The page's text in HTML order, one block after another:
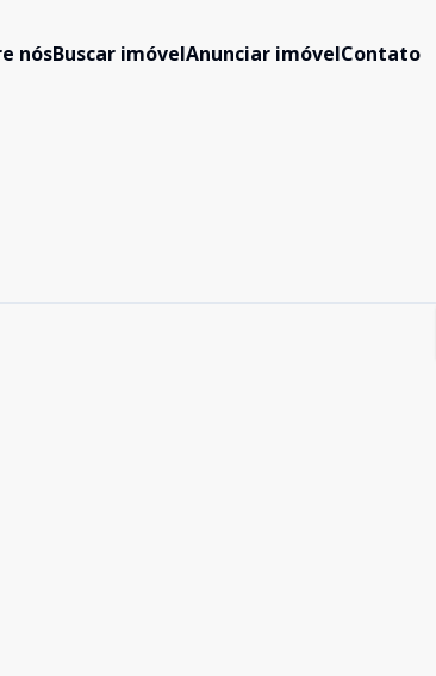
nósBuscar imóvelAnunciar imóvelContato